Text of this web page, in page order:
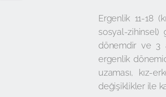
Ergenlik 11-18
sosyal-zihinsel)
dönemdir ve 3
ergenlik
uzaması, kız-
değişiklikler ile